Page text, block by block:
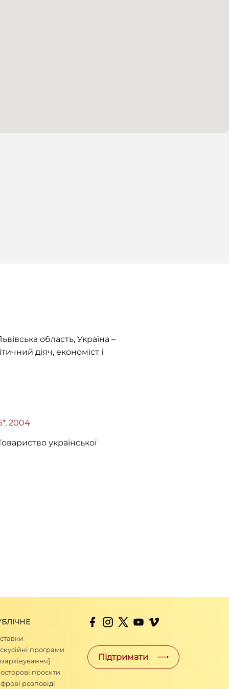
область, Україна –
діяч, економіст і
2004
української
програми
проєкти
розповіді
Підтримати